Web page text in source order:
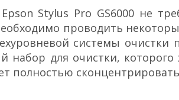
Stylus Pro GS6000 не
проводить
системы очистки
набор для очистки, которого
полностью